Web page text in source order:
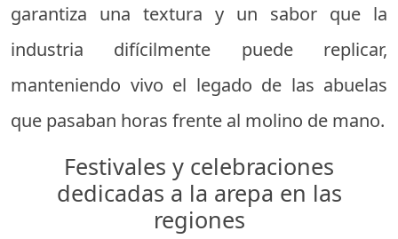
garantiza una textura y un sabor que la
industria difícilmente puede replicar,
manteniendo vivo el legado de las abuelas
que pasaban horas frente al molino de mano.
Festivales y celebraciones
dedicadas a la arepa en las
regiones